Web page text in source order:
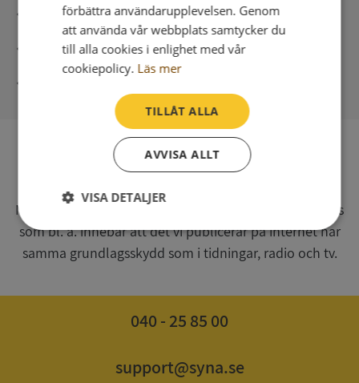
Säker betalning med stripe
Direkt digital leverans
Syna har för webbplatsen www.syna.se ett av
Myndigheten för press, radio och tv s.k. utgivningsbevis
som bl. a. innebär att det vi publicerar på internet har
samma grundlagsskydd som i tidningar, radio och tv.
040 - 25 85 00
support@syna.se
förbättra användarupplevelsen. Genom
att använda vår webbplats samtycker du
till alla cookies i enlighet med vår
cookiepolicy. Läs mer
TILLÅT ALLA
AVVISA ALLT
VISA DETALJER
Strikt
nödvändigt
Prestanda Inriktning